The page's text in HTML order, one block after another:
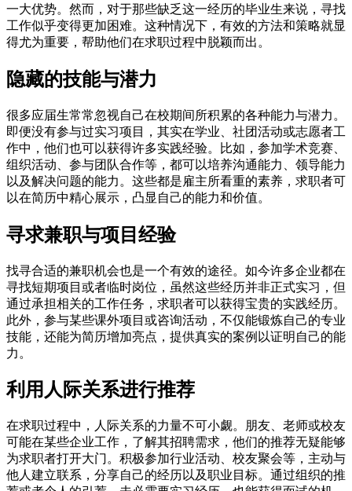
一大优势。然而，对于那些缺乏这一经历的毕业生来说，寻找
工作似乎变得更加困难。这种情况下，有效的方法和策略就显
得尤为重要，帮助他们在求职过程中脱颖而出。
隐藏的技能与潜力
很多应届生常常忽视自己在校期间所积累的各种能力与潜力。
即便没有参与过实习项目，其实在学业、社团活动或志愿者工
作中，他们也可以获得许多实践经验。比如，参加学术竞赛、
组织活动、参与团队合作等，都可以培养沟通能力、领导能力
以及解决问题的能力。这些都是雇主所看重的素养，求职者可
以在简历中精心展示，凸显自己的能力和价值。
寻求兼职与项目经验
找寻合适的兼职机会也是一个有效的途径。如今许多企业都在
寻找短期项目或者临时岗位，虽然这些经历并非正式实习，但
通过承担相关的工作任务，求职者可以获得宝贵的实践经历。
此外，参与某些课外项目或咨询活动，不仅能锻炼自己的专业
技能，还能为简历增加亮点，提供真实的案例以证明自己的能
力。
利用人际关系进行推荐
在求职过程中，人际关系的力量不可小觑。朋友、老师或校友
可能在某些企业工作，了解其招聘需求，他们的推荐无疑能够
为求职者打开大门。积极参加行业活动、校友聚会等，主动与
他人建立联系，分享自己的经历以及职业目标。通过组织的推